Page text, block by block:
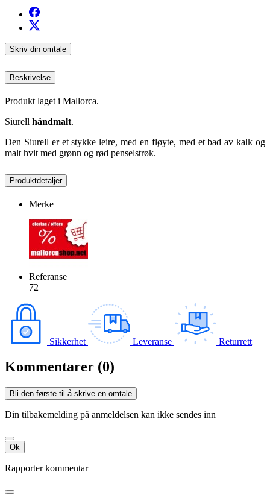
Skriv din omtale
Beskrivelse
Produkt laget i Mallorca.
Siurell håndmalt.
Den Siurell er et stykke leire, med en fløyte, med et bad av kalk og
malt hvit med grønn og rød penselstrøk.
Produktdetaljer
Merke
Referanse
72
Sikkerhet Leveranse Returrett
Kommentarer (0)
Bli den første til å skrive en omtale
Din tilbakemelding på anmeldelsen kan ikke sendes inn
Ok
Rapporter kommentar